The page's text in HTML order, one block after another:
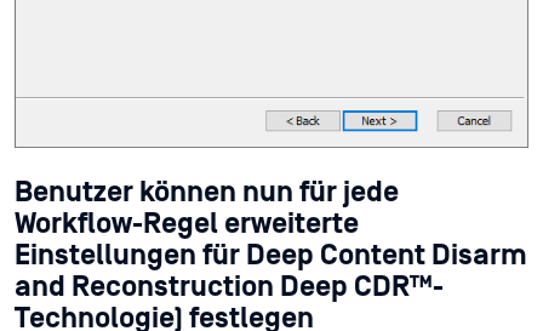
Benutzer können nun für jede
Workflow-Regel erweiterte
Einstellungen für Deep Content Disarm
and Reconstruction Deep CDR™-
Technologie) festlegen